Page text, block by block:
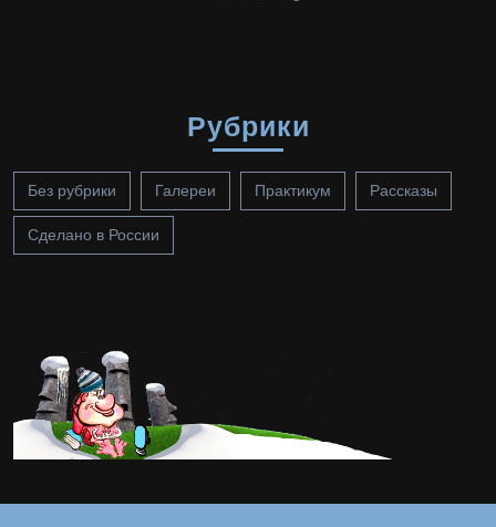
Рубрики
Без рубрики Галереи Практикум Рассказы
Сделано в России